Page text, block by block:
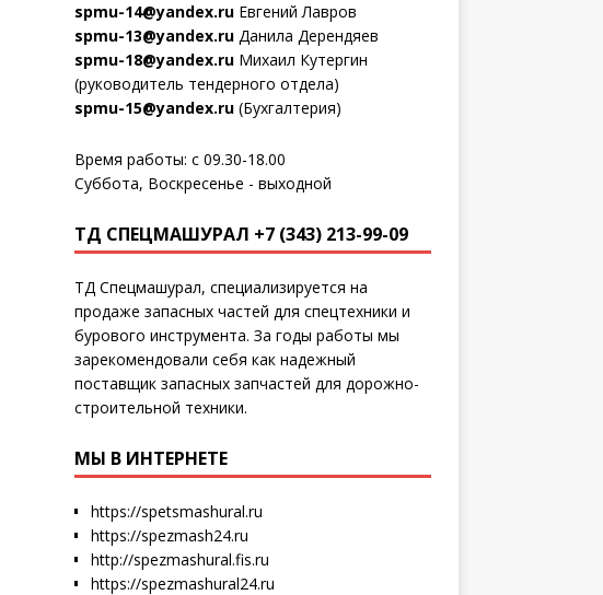
spmu-14@yandex.ruЕвгений Лавров
spmu-13@yandex.ruДанила Дерендяев
spmu-18@yandex.ruМихаил Кутергин
(руководитель тендерного отдела)
spmu-15@yandex.ru(Бухгалтерия)
Время работы: с 09.30-18.00
Суббота, Воскресенье - выходной
ТД СПЕЦМАШУРАЛ +7 (343) 213-99-09
ТД Спецмашурал, специализируется на
продаже запасных частей для спецтехники и
бурового инструмента. За годы работы мы
зарекомендовали себя как надежный
поставщик запасных запчастей для дорожно-
строительной техники.
МЫ В ИНТЕРНЕТЕ
https://spetsmashural.ru
https://spezmash24.ru
http://spezmashural.fis.ru
https://spezmashural24.ru